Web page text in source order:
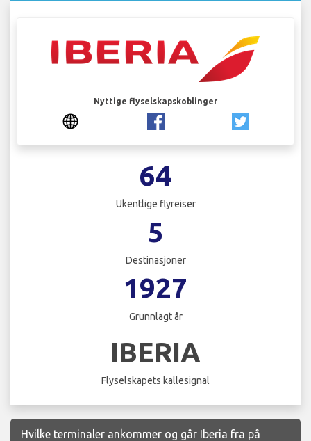
Nyttige flyselskapskoblinger
64
Ukentlige flyreiser
5
Destinasjoner
1927
Grunnlagt år
IBERIA
Flyselskapets kallesignal
Hvilke terminaler ankommer og går Iberia fra på